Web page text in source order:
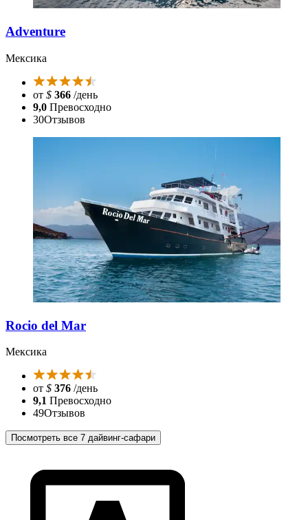
Adventure
Мексика
от $ 366 /день
9,0 Превосходно
30Отзывов
Rocio del Mar
Мексика
от $ 376 /день
9,1 Превосходно
49Отзывов
Посмотреть все 7 дайвинг-сафари